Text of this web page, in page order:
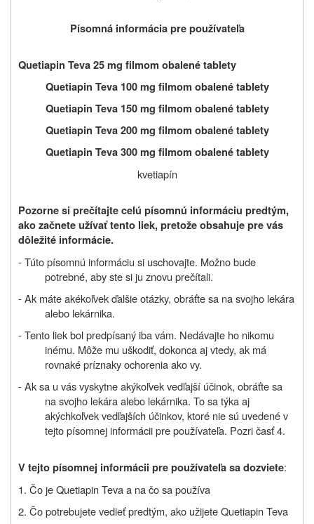
Písomná informácia pre používateľa
Quetiapin Teva 25 mg filmom obalené tablety
Quetiapin Teva 100 mg filmom obalené tablety
Quetiapin Teva 150 mg filmom obalené tablety
Quetiapin Teva 200 mg filmom obalené tablety
Quetiapin Teva 300 mg filmom obalené tablety
kvetiapín
Pozorne si prečítajte celú písomnú informáciu predtým,
ako začnete užívať tento liek, pretože obsahuje pre vás
dôležité informácie.
- Túto písomnú informáciu si uschovajte. Možno bude
potrebné, aby ste si ju znovu prečítali.
- Ak máte akékoľvek ďalšie otázky, obráťte sa na svojho lekára
alebo lekárnika.
- Tento liek bol predpísaný iba vám. Nedávajte ho nikomu
inému. Môže mu uškodiť, dokonca aj vtedy, ak má
rovnaké príznaky ochorenia ako vy.
- Ak sa u vás vyskytne akýkoľvek vedľajší účinok, obráťte sa
na svojho lekára alebo lekárnika. To sa týka aj
akýchkoľvek vedľajších účinkov, ktoré nie sú uvedené v
tejto písomnej informácii pre používateľa. Pozri časť 4.
V tejto písomnej informácii pre používateľa sa dozviete:
1. Čo je Quetiapin Teva a na čo sa používa
2. Čo potrebujete vedieť predtým, ako užijete Quetiapin Teva